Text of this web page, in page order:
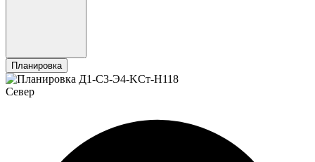
Планировка
Север